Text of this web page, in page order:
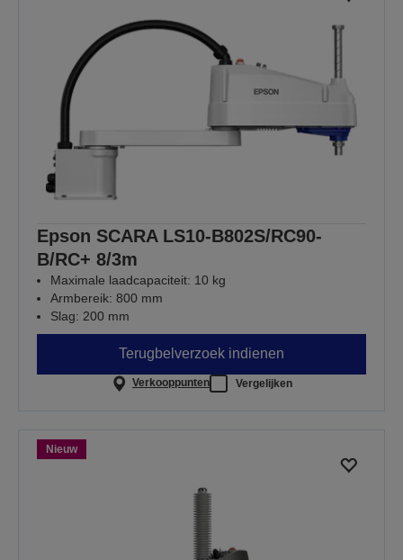
Epson SCARA LS10-B802S/RC90-
B/RC+ 8/3m
Maximale laadcapaciteit: 10 kg
Armbereik: 800 mm
Slag: 200 mm
Terugbelverzoek indienen
Verkooppunten Vergelijken
Nieuw